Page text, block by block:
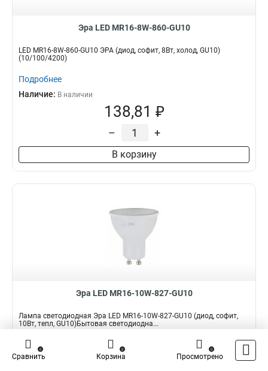
Эра LED MR16-8W-860-GU10
LED MR16-8W-860-GU10 ЭРА (диод, софит, 8Вт, холод, GU10)
(10/100/4200)
Подробнее
Наличие: В наличии
138,81 ₽
– +
В корзину
Эра LED MR16-10W-827-GU10
Лампа светодиодная Эра LED MR16-10W-827-GU10 (диод, софит,
10Вт, тепл, GU10)Бытовая светодиодна...
Подробнее
Наличие:
Сравнить
0
Корзина
0
Просмотрено
0